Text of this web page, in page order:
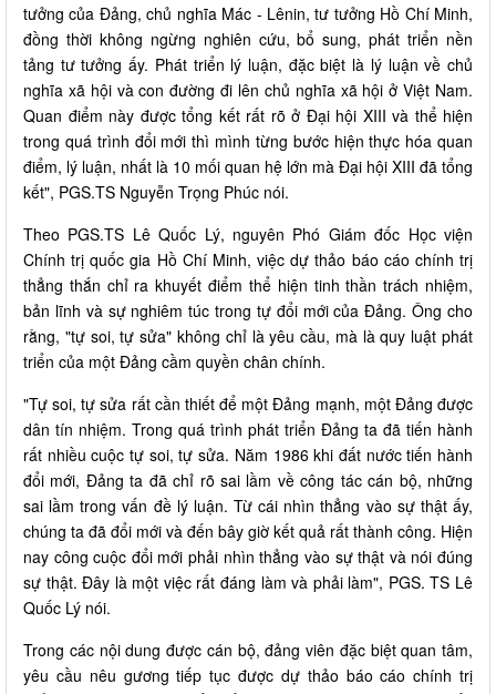
tưởng của Đảng, chủ nghĩa Mác - Lênin, tư tưởng Hồ Chí Minh,
đồng thời không ngừng nghiên cứu, bổ sung, phát triển nền
tảng tư tưởng ấy. Phát triển lý luận, đặc biệt là lý luận về chủ
nghĩa xã hội và con đường đi lên chủ nghĩa xã hội ở Việt Nam.
Quan điểm này được tổng kết rất rõ ở Đại hội XIII và thể hiện
trong quá trình đổi mới thì mình từng bước hiện thực hóa quan
điểm, lý luận, nhất là 10 mối quan hệ lớn mà Đại hội XIII đã tổng
kết", PGS.TS Nguyễn Trọng Phúc nói.
Theo PGS.TS Lê Quốc Lý, nguyên Phó Giám đốc Học viện
Chính trị quốc gia Hồ Chí Minh, việc dự thảo báo cáo chính trị
thẳng thắn chỉ ra khuyết điểm thể hiện tinh thần trách nhiệm,
bản lĩnh và sự nghiêm túc trong tự đổi mới của Đảng. Ông cho
rằng, "tự soi, tự sửa" không chỉ là yêu cầu, mà là quy luật phát
triển của một Đảng cầm quyền chân chính.
"Tự soi, tự sửa rất cần thiết để một Đảng mạnh, một Đảng được
dân tín nhiệm. Trong quá trình phát triển Đảng ta đã tiến hành
rất nhiều cuộc tự soi, tự sửa. Năm 1986 khi đất nước tiến hành
đổi mới, Đảng ta đã chỉ rõ sai lầm về công tác cán bộ, những
sai lầm trong vấn đề lý luận. Từ cái nhìn thẳng vào sự thật ấy,
chúng ta đã đổi mới và đến bây giờ kết quả rất thành công. Hiện
nay công cuộc đổi mới phải nhìn thẳng vào sự thật và nói đúng
sự thật. Đây là một việc rất đáng làm và phải làm", PGS. TS Lê
Quốc Lý nói.
Trong các nội dung được cán bộ, đảng viên đặc biệt quan tâm,
yêu cầu nêu gương tiếp tục được dự thảo báo cáo chính trị